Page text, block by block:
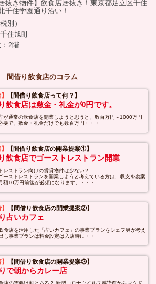
抜き物件】飲食店居抜き！東京都足立区千住
千住学園通り沿い！
別）
住旭町
2階
間借り飲食店のコラム
【間借り飲食店って何？】
飲食店は敷金・礼金が0円です。
が通常の飲食店を開業しようと思うと、数百万円～1000万円
要で、敷金・礼金だけでも数百万円・・・
【間借り飲食店の開業提案①】
飲食店でゴーストレストラン開業
レストラン向けの賃貸物件は少ない？
ーストレストランを開業しようと考えている方は、収支を勘案
額10万円前後が必須になります。・・・
【間借り飲食店の開業提案②】
占いカフェ
食店を活用した「占いカフェ」の事業プランをシェフ男が考え
し事業プランは料金設定は入店時に・・
【間借り飲食店の開業提案③】
で朝からカレー店